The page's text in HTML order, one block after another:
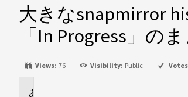
大きなsnapmirror
「In Progress」の
Views: 76 Visibility: Public